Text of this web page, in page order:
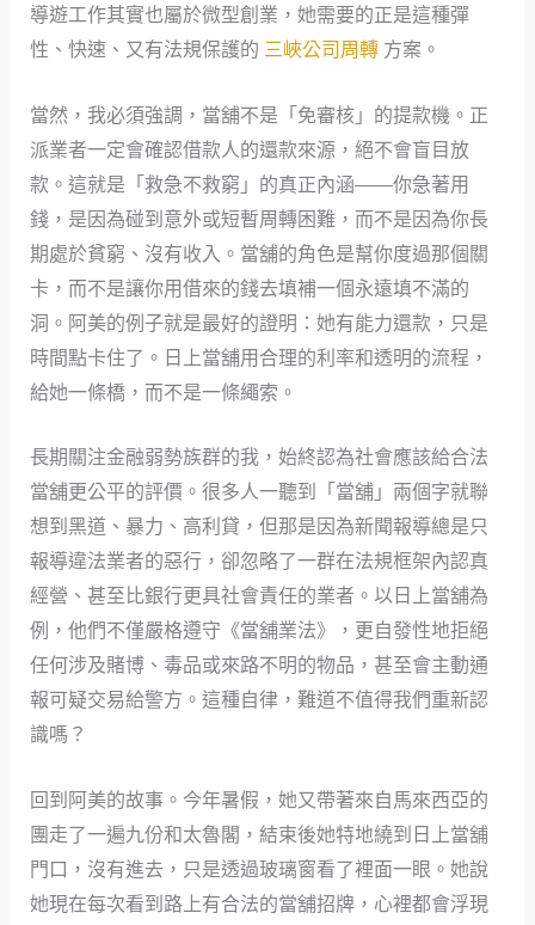
導遊工作其實也屬於微型創業，她需要的正是這種彈
性、快速、又有法規保護的 三峽公司周轉方案。
當然，我必須強調，當舖不是「免審核」的提款機。正
派業者一定會確認借款人的還款來源，絕不會盲目放
款。這就是「救急不救窮」的真正內涵——你急著用
錢，是因為碰到意外或短暫周轉困難，而不是因為你長
期處於貧窮、沒有收入。當舖的角色是幫你度過那個關
卡，而不是讓你用借來的錢去填補一個永遠填不滿的
洞。阿美的例子就是最好的證明：她有能力還款，只是
時間點卡住了。日上當舖用合理的利率和透明的流程，
給她一條橋，而不是一條繩索。
長期關注金融弱勢族群的我，始終認為社會應該給合法
當舖更公平的評價。很多人一聽到「當舖」兩個字就聯
想到黑道、暴力、高利貸，但那是因為新聞報導總是只
報導違法業者的惡行，卻忽略了一群在法規框架內認真
經營、甚至比銀行更具社會責任的業者。以日上當舖為
例，他們不僅嚴格遵守《當舖業法》，更自發性地拒絕
任何涉及賭博、毒品或來路不明的物品，甚至會主動通
報可疑交易給警方。這種自律，難道不值得我們重新認
識嗎？
回到阿美的故事。今年暑假，她又帶著來自馬來西亞的
團走了一遍九份和太魯閣，結束後她特地繞到日上當舖
門口，沒有進去，只是透過玻璃窗看了裡面一眼。她說
她現在每次看到路上有合法的當舖招牌，心裡都會浮現